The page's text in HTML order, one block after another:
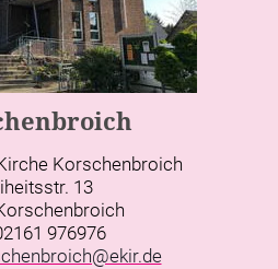
Korschenbroich
13
976976